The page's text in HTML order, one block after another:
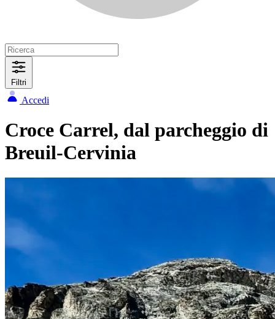
Filtri
Accedi
Croce Carrel, dal parcheggio di
Breuil-Cervinia